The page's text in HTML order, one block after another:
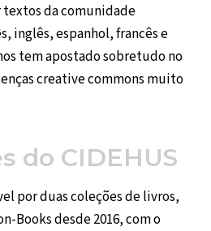
da comunidade
inglês, espanhol, francês e
tem apostado sobretudo no
creative commons muito
do CIDEHUS
por duas coleções de livros,
Booksdesde 2016, com o